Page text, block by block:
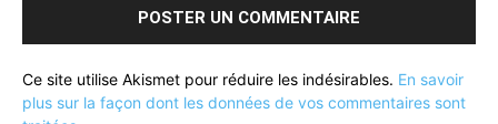
Ce site utilise Akismet pour réduire les indésirables. En savoir
plus sur la façon dont les données de vos commentaires sont